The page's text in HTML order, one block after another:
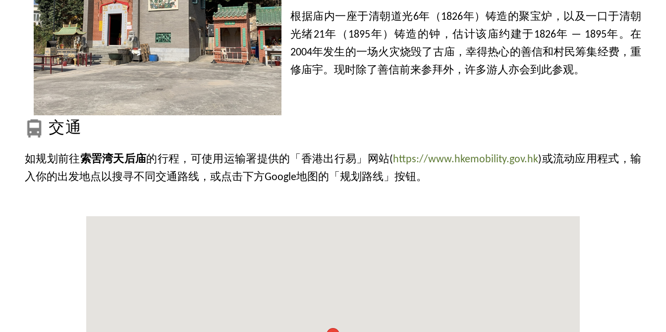
根据庙内一座于清朝道光6年（1826年）铸造的聚宝炉，以及一口于清朝
光绪21年（1895年）铸造的钟，估计该庙约建于1826年 — 1895年。在
2004年发生的一场火灾烧毁了古庙，幸得热心的善信和村民筹集经费，重
修庙宇。现时除了善信前来参拜外，许多游人亦会到此参观。
交通
如规划前往索罟湾天后庙的行程，可使用运输署提供的「香港出行易」网站(https://www.hkemobility.gov.hk)或流动应用程式，输
入你的出发地点以搜寻不同交通路线，或点击下方Google地图的「规划路线」按钮。